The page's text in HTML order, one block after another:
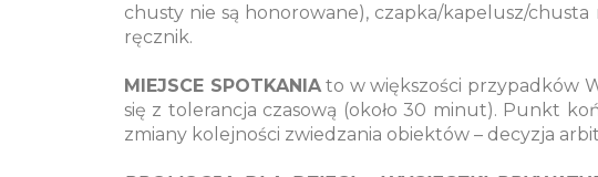
chusty nie są honorowane), czapka/kapelusz/
ręcznik.
MIEJSCE SPOTKANIAto w większości przypadków
się z tolerancja czasową (około 30 minut). Punkt
zmiany kolejności zwiedzania obiektów – decyzja